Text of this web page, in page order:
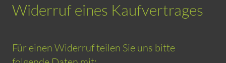
Widerruf eines Kaufvertrages
Für einen Widerruf teilen Sie uns bitte